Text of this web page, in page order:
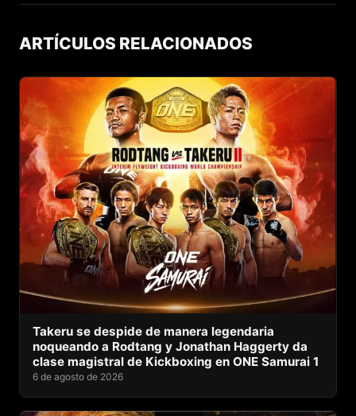
ARTÍCULOS RELACIONADOS
Takeru se despide de manera legendaria
noqueando a Rodtang y Jonathan Haggerty da
clase magistral de Kickboxing en ONE Samurai 1
6 de agosto de 2026